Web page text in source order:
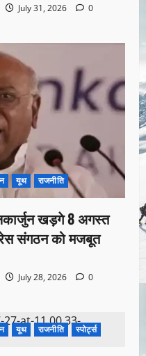
July 31, 2026
0
यूथ राजनीति
खड़गे 8 अगस्त
संगठन को मजबूत
July 28, 2026
0
यूथ राजनीति स्पोर्ट्स